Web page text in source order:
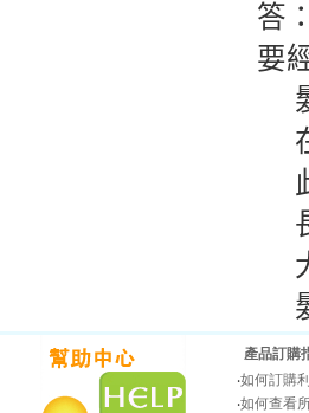
答
要
產品訂購
‧如何訂購
‧如何查看